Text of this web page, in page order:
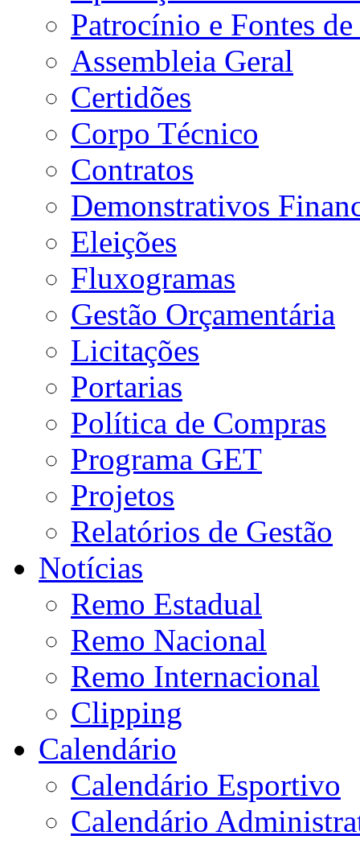
Patrocínio e Fontes de
Assembleia Geral
Certidões
Corpo Técnico
Contratos
Demonstrativos
Eleições
Fluxogramas
Gestão Orçamentária
Licitações
Portarias
Política de Compras
Programa GET
Projetos
Relatórios de Gestão
Notícias
Remo Estadual
Remo Nacional
Remo Internacional
Clipping
Calendário
Calendário Esportivo
Calendário